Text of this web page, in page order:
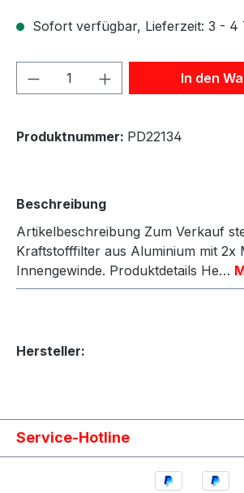
Sofort verfügbar, Lieferzeit: 3 - 4
Produkt Anzahl: Gib den
In den
Produktnummer: PD22134
Beschreibung
Artikelbeschreibung Zum Verkauf
Kraftstofffilter aus Aluminium mit 2x
Innengewinde. Produktdetails He…
Hersteller:
Service-Hotline